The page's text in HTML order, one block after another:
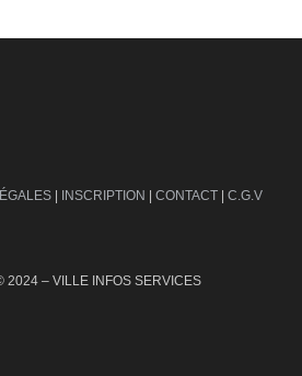
| INSCRIPTION | CONTACT | C.G.V
2024 – VILLE INFOS SERVICES